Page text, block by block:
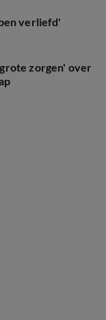
verliefd'
zorgen' over